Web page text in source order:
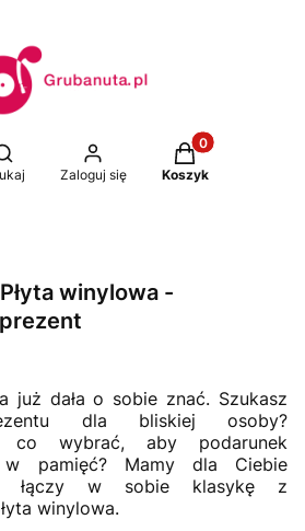
Otwórz wyszukiwarkę
Zaloguj się
Produkty w
Koszyk
winylowa -
już dała o sobie znać. Szukasz
dla bliskiej osoby?
co wybrać, aby podarunek
w pamięć? Mamy dla Ciebie
łączy w sobie klasykę z
winylowa.